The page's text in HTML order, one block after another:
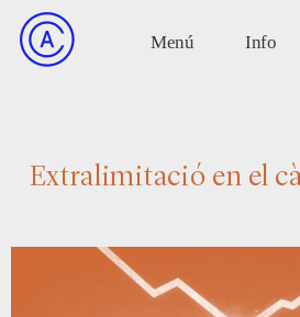
Extralimitació en el